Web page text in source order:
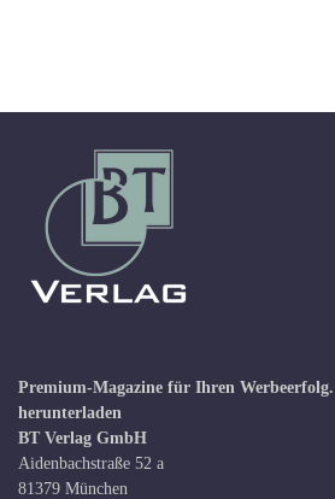
Premium-Magazine für Ihren Werbeerfolg.
herunterladen
BT Verlag GmbH
Aidenbachstraße 52 a
81379 München